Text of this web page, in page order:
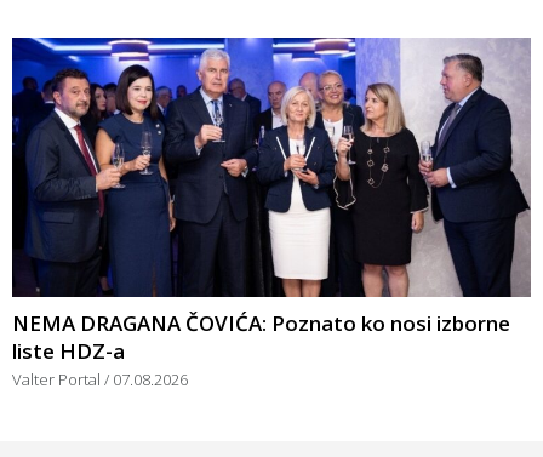
NEMA DRAGANA ČOVIĆA: Poznato ko nosi izborne
liste HDZ-a
Valter Portal 07.08.2026